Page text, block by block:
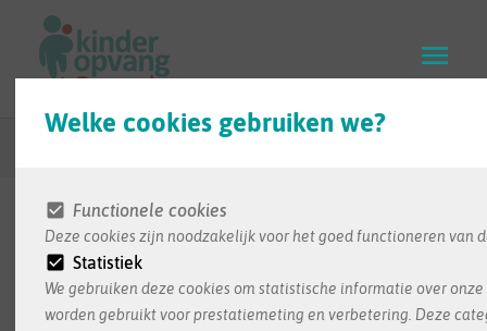
Welke cookies gebruiken we?
Functionele cookies
Deze cookies zijn noodzakelijk voor het goed functioneren van
Statistiek
We gebruiken deze cookies om statistische informatie over
worden gebruikt voor prestatiemeting en verbetering. Deze
De informatie in deze infofiche wordt ons bezorgd
door de opvang zelf. Dit is de meest recente
informatie die we ontvangen hebben